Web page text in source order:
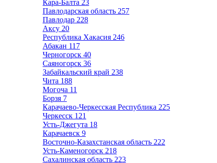
Кара-Балта 23
Павлодарская область 257
Павлодар 228
Аксу 20
Республика Хакасия 246
Абакан 117
Черногорск 40
Саяногорск 36
Забайкальский край 238
Чита 188
Могоча 11
Борзя 7
Карачаево-Черкесская Республика 225
Черкесск 121
Усть-Джегута 18
Карачаевск 9
Восточно-Казахстанская область 222
Усть-Каменогорск 218
Сахалинская область 223